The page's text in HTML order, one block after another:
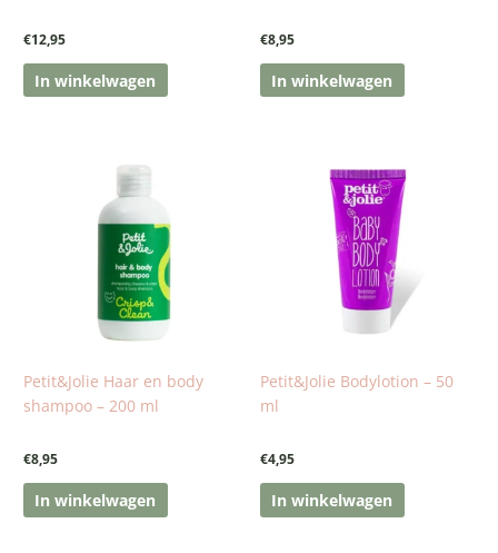
€12,95
In winkelwagen
€8,95
In winkelwagen
Petit&Jolie Haar en body
shampoo – 200 ml
€8,95
In winkelwagen
Petit&Jolie Bodylotion – 50
ml
€4,95
In winkelwagen